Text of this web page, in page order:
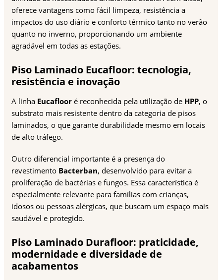
oferece vantagens como fácil limpeza, resistência a
impactos do uso diário e conforto térmico tanto no verão
quanto no inverno, proporcionando um ambiente
agradável em todas as estações.
Piso Laminado Eucafloor: tecnologia,
resistência e inovação
A linha Eucafloor é reconhecida pela utilização de HPP, o
substrato mais resistente dentro da categoria de pisos
laminados, o que garante durabilidade mesmo em locais
de alto tráfego.
Outro diferencial importante é a presença do
revestimento Bacterban, desenvolvido para evitar a
proliferação de bactérias e fungos. Essa característica é
especialmente relevante para famílias com crianças,
idosos ou pessoas alérgicas, que buscam um espaço mais
saudável e protegido.
Piso Laminado Durafloor: praticidade,
modernidade e diversidade de
acabamentos